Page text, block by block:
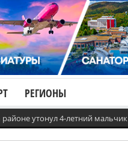
РЕГИОНЫ
утонул 4-летний мальчик